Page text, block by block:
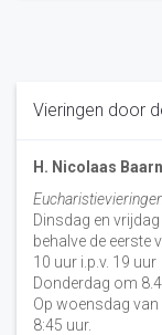
Vieringen door
H. Nicolaas Baarn
Dinsdag en
behalve de eerste
10 uur i.p.v. 19 uur
Donderdag om
Op woensdag van
8:45 uur.